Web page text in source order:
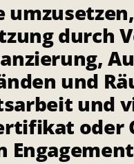
durch
und
und
oder